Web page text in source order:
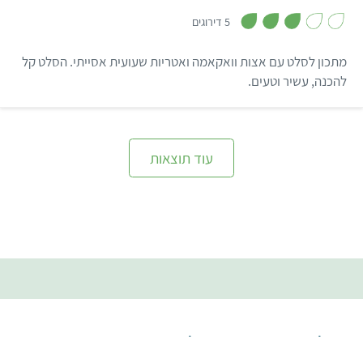
5 דירוגים
ך
מתכון לסלט עם אצות וואקאמה ואטריות שעועית אסייתי. הסלט קל
להכנה, עשיר וטעים.
עוד תוצאות